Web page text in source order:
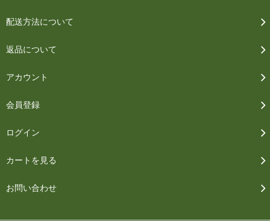
配送方法について
返品について
アカウント
会員登録
ログイン
カートを見る
お問い合わせ